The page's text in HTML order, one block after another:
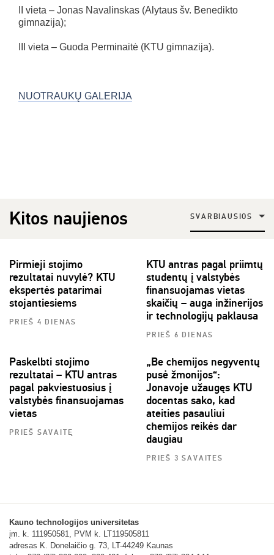
II vieta – Jonas Navalinskas (Alytaus šv. Benedikto
gimnazija);
III vieta – Guoda Perminaitė (KTU gimnazija).
NUOTRAUKŲ GALERIJA
Kitos naujienos SVARBIAUSIOS
Pirmieji stojimo
rezultatai nuvylė? KTU
ekspertės patarimai
stojantiesiems
PRIEŠ 4 DIENAS
KTU antras pagal priimtų
studentų į valstybės
finansuojamas vietas
skaičių – auga inžinerijos
ir technologijų paklausa
PRIEŠ 6 DIENAS
Paskelbti stojimo
rezultatai – KTU antras
pagal pakviestuosius į
valstybės finansuojamas
vietas
PRIEŠ SAVAITĘ
„Be chemijos negyventų
pusė žmonijos“:
Jonavoje užaugęs KTU
docentas sako, kad
ateities pasauliui
chemijos reikės dar
daugiau
PRIEŠ 3 SAVAITES
Kauno technologijos universitetas
įm. k. 111950581, PVM k. LT119505811
adresas K. Donelaičio g. 73, LT-44249 Kaunas